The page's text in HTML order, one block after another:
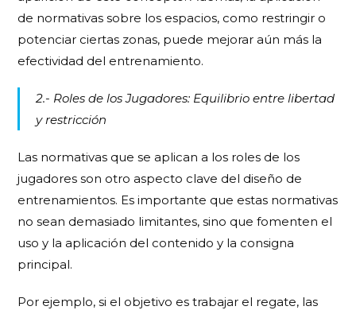
de normativas sobre los espacios, como restringir o
potenciar ciertas zonas, puede mejorar aún más la
efectividad del entrenamiento.
2.- Roles de los Jugadores: Equilibrio entre libertad
y restricción
Las normativas que se aplican a los roles de los
jugadores son otro aspecto clave del diseño de
entrenamientos. Es importante que estas normativas
no sean demasiado limitantes, sino que fomenten el
uso y la aplicación del contenido y la consigna
principal.
Por ejemplo, si el objetivo es trabajar el regate, las